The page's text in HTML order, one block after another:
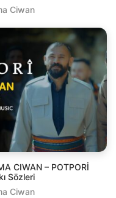
Ciwan
CIWAN – POTPORİ
Sözleri
Ciwan